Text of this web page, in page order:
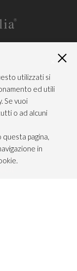
utilizzati si
ed utili
Se vuoi
o ad alcuni
pagina,
in